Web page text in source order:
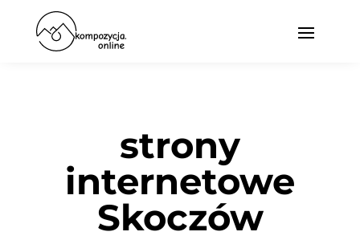
strony
internetowe
Skoczów